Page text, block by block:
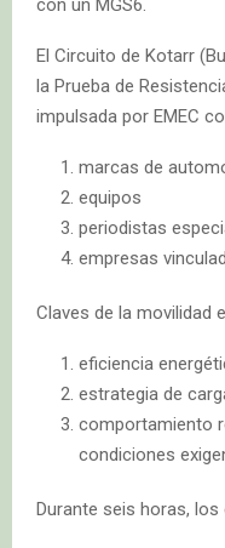
con un MGS6.
El Circuito de Kotarr
la Prueba de
impulsada por EMEC
marcas de
equipos
periodistas
empresas
Claves de la movilidad
eficiencia
estrategia de
comportamiento
condiciones
Durante seis horas,